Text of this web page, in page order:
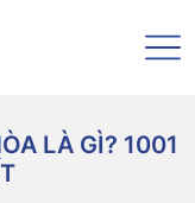
LÀ GÌ? 1001